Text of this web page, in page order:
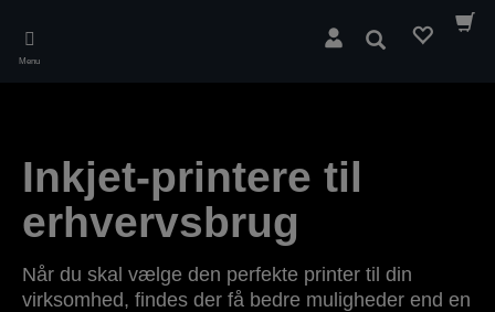
main
Menu
Søg
Inkjet-printere til
erhvervsbrug
Når du skal vælge den perfekte printer til din
virksomhed, findes der få bedre muligheder end en